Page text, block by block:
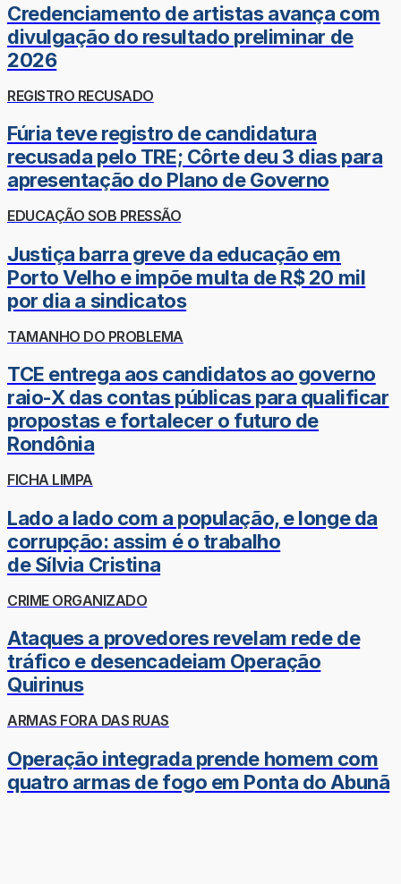
Credenciamento de artistas avança com
divulgação do resultado preliminar de
2026
REGISTRO RECUSADO
Fúria teve registro de candidatura
recusada pelo TRE; Côrte deu 3 dias para
apresentação do Plano de Governo
EDUCAÇÃO SOB PRESSÃO
Justiça barra greve da educação em
Porto Velho e impõe multa de R$ 20 mil
por dia a sindicatos
TAMANHO DO PROBLEMA
TCE entrega aos candidatos ao governo
raio-X das contas públicas para qualificar
propostas e fortalecer o futuro de
Rondônia
FICHA LIMPA
Lado a lado com a população, e longe da
corrupção: assim é o trabalho
de Sílvia Cristina
CRIME ORGANIZADO
Ataques a provedores revelam rede de
tráfico e desencadeiam Operação
Quirinus
ARMAS FORA DAS RUAS
Operação integrada prende homem com
quatro armas de fogo em Ponta do Abunã